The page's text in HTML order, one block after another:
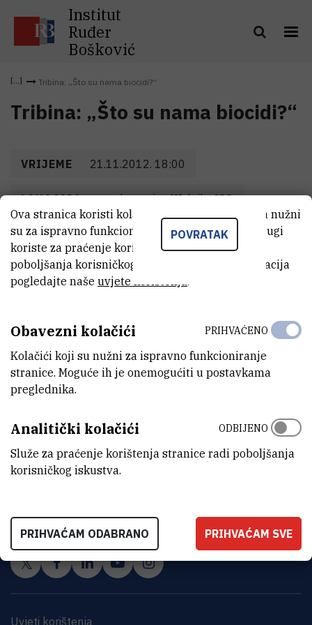
Institut
Ruđer
Bošković
Tribina: „Što su nama biocidi?“
Tribina: „Što su nama biocidi?“
VRIJEME 21.11.2012. 18:00
LOKACIJA predavaonica III. krila, IRB
INSTITUT RUĐER BOŠKOVIĆ
KONTAKTIRAJTE NAS
Uvjeti korištenja
POVRATAK
Ova stranica koristi kolačiće. Neki od tih kolačića nužni
su za ispravno funkcioniranje stranice, dok se drugi
koriste za praćenje korištenja stranice radi
poboljšanja korisničkog iskustva. Za više informacija
pogledajte naše uvjete korištenja.
Obavezni kolačići
Kolačići koji su nužni za ispravno funkcioniranje
stranice. Moguće ih je onemogućiti u postavkama
preglednika.
PRIHVAĆENO
Analitički kolačići
Služe za praćenje korištenja stranice radi poboljšanja
korisničkog iskustva.
ODBIJENO
PRIHVAĆAM ODABRANO PRIHVAĆAM SVE